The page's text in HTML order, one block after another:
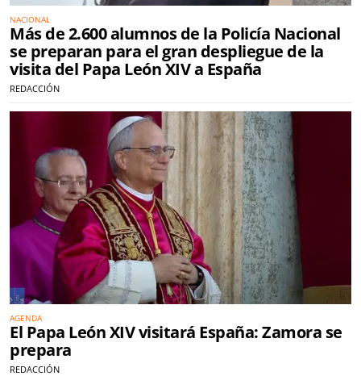
NACIONAL
Más de 2.600 alumnos de la Policía Nacional
se preparan para el gran despliegue de la
visita del Papa León XIV a España
REDACCIÓN
AGENDA
El Papa León XIV visitará España: Zamora se
prepara
REDACCIÓN